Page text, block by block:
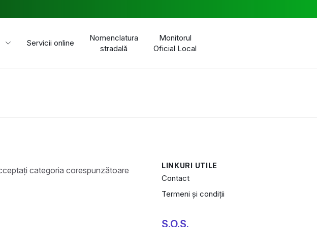
Servicii online
Nomenclatura
stradală
Monitorul
Oficial Local
LINKURI UTILE
Contact
Termeni și condiții
S.O.S.